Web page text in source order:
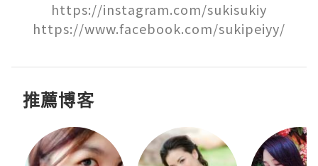
https://instagram.com/sukisukiy
https://www.facebook.com/sukipeiyy/
推薦博客